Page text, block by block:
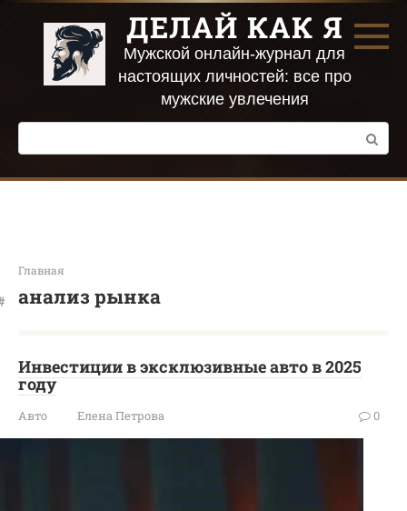
Перейти
контенту
ДЕЛАЙ КАК Я
Мужской онлайн-журнал для
настоящих личностей: все про
мужские увлечения
Поиск:
Главная
анализ рынка
Инвестиции в эксклюзивные авто в 2025
году
Авто Елена Петрова 0